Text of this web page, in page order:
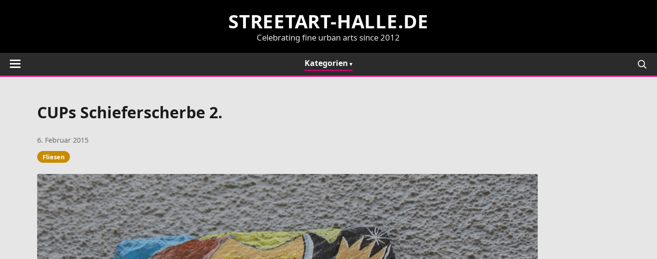
STREETART-HALLE.DE
Celebrating fine urban arts since 2012
Kategorien
CUPs Schieferscherbe 2.
6. Februar 2015
Fliesen